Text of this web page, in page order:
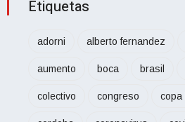
Etiquetas
adorni alberto fernandez
aumento boca brasil
colectivo congreso copa